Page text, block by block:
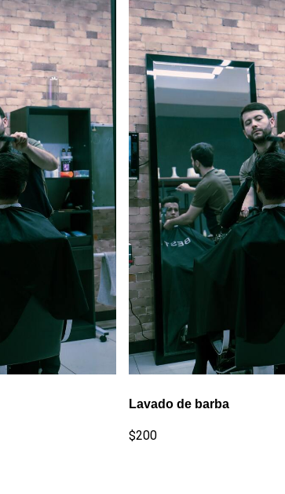
Lavado de barba
$200